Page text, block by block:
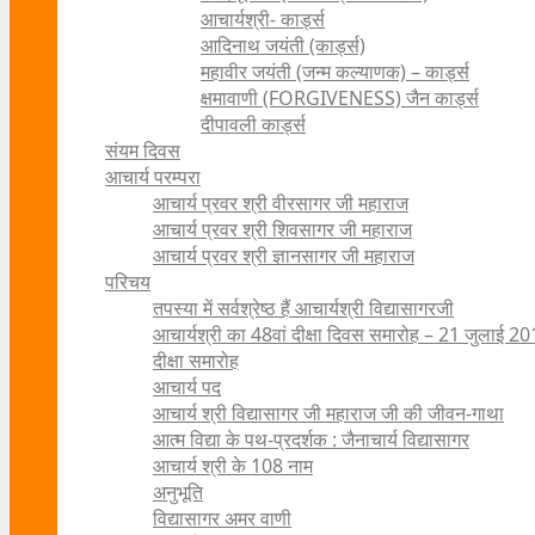
आचार्यश्री- कार्ड्स
आदिनाथ जयंती (कार्ड्स)
महावीर जयंती (जन्म कल्याणक) – कार्ड्स
क्षमावाणी (FORGIVENESS) जैन कार्ड्स
दीपावली कार्ड्स
संयम दिवस
आचार्य परम्परा
आचार्य प्रवर श्री वीरसागर जी महाराज
आचार्य प्रवर श्री शिवसागर जी महाराज
आचार्य प्रवर श्री ज्ञानसागर जी महाराज
परिचय
तपस्या में सर्वश्रेष्ठ हैं आचार्यश्री विद्यासागरजी
आचार्यश्री का 48वां दीक्षा दिवस समारोह – 21 जुलाई
दीक्षा समारोह
आचार्य पद
आचार्य श्री विद्यासागर जी महाराज जी की जीवन-गाथा
आत्म विद्या के पथ-प्रदर्शक : जैनाचार्य विद्यासागर
आचार्य श्री के 108 नाम
अनुभूति
विद्यासागर अमर वाणी